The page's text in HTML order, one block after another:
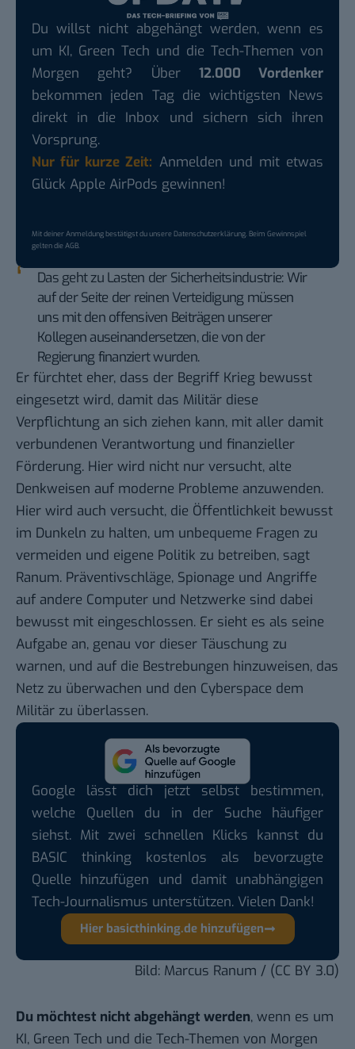
Du willst nicht abgehängt werden, wenn es
um KI, Green Tech und die Tech-Themen von
Morgen geht? Über 12.000 Vordenker
bekommen jeden Tag die wichtigsten News
direkt in die Inbox und sichern sich ihren
Vorsprung.
Nur für kurze Zeit: Anmelden und mit etwas
Glück Apple AirPods gewinnen!
Mit deiner Anmeldung bestätigst du unsere Datenschutzerklärung. Beim Gewinnspiel
gelten dieAGB.
Das geht zu Lasten der Sicherheitsindustrie: Wir
auf der Seite der reinen Verteidigung müssen
uns mit den offensiven Beiträgen unserer
Kollegen auseinandersetzen, die von der
Regierung finanziert wurden.
Er fürchtet eher, dass der Begriff Krieg bewusst
eingesetzt wird, damit das Militär diese
Verpflichtung an sich ziehen kann, mit aller damit
verbundenen Verantwortung und finanzieller
Förderung. Hier wird nicht nur versucht, alte
Denkweisen auf moderne Probleme anzuwenden.
Hier wird auch versucht, die Öffentlichkeit bewusst
im Dunkeln zu halten, um unbequeme Fragen zu
vermeiden und eigene Politik zu betreiben, sagt
Ranum. Präventivschläge, Spionage und Angriffe
auf andere Computer und Netzwerke sind dabei
bewusst mit eingeschlossen. Er sieht es als seine
Aufgabe an, genau vor dieser Täuschung zu
warnen, und auf die Bestrebungen hinzuweisen, das
Netz zu überwachen und den Cyberspace dem
Militär zu überlassen.
Google lässt dich jetzt selbst bestimmen,
welche Quellen du in der Suche häufiger
siehst. Mit zwei schnellen Klicks kannst du
BASIC thinking kostenlos als bevorzugte
Quelle hinzufügen und damit unabhängigen
Tech-Journalismus unterstützen. Vielen Dank!
Hier basicthinking.de hinzufügen
Bild: Marcus Ranum / (CC BY 3.0)
Du möchtest nicht abgehängt werden, wenn es um
KI, Green Tech und die Tech-Themen von Morgen